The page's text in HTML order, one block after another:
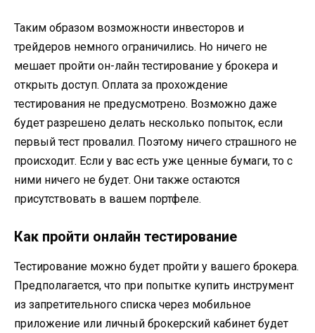
Таким образом возможности инвесторов и
трейдеров немного ограничились. Но ничего не
мешает пройти он-лайн тестирование у брокера и
открыть доступ. Оплата за прохождение
тестирования не предусмотрено. Возможно даже
будет разрешено делать несколько попыток, если
первый тест провалил. Поэтому ничего страшного не
происходит. Если у вас есть уже ценные бумаги, то с
ними ничего не будет. Они также остаются
присутствовать в вашем портфеле.
Как пройти онлайн тестирование
Тестирование можно будет пройти у вашего брокера.
Предполагается, что при попытке купить инструмент
из запретительного списка через мобильное
приложение или личный брокерский кабинет будет